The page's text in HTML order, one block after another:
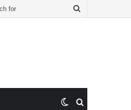
Switch